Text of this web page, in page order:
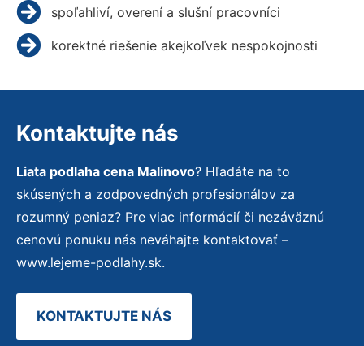
spoľahliví, overení a slušní pracovníci
korektné riešenie akejkoľvek nespokojnosti
Kontaktujte nás
Liata podlaha cena Malinovo? Hľadáte na to
skúsených a zodpovedných profesionálov za
rozumný peniaz? Pre viac informácií či nezáväznú
cenovú ponuku nás neváhajte kontaktovať –
www.lejeme-podlahy.sk.
KONTAKTUJTE NÁS